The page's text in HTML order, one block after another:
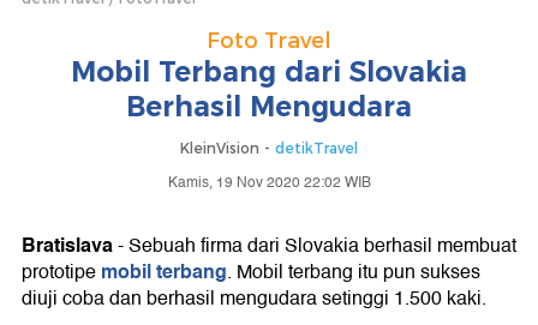
Foto Travel
Mobil Terbang dari Slovakia
Berhasil Mengudara
KleinVision - detikTravel
Kamis, 19 Nov 2020 22:02 WIB
Bratislava- Sebuah firma dari Slovakia berhasil membuat
prototipemobil terbang. Mobil terbang itu pun sukses
diuji coba dan berhasil mengudara setinggi 1.500 kaki.